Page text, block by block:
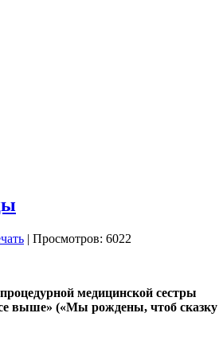
| Просмотров: 6022
медицинской сестры
(«Мы рождены, чтоб сказку